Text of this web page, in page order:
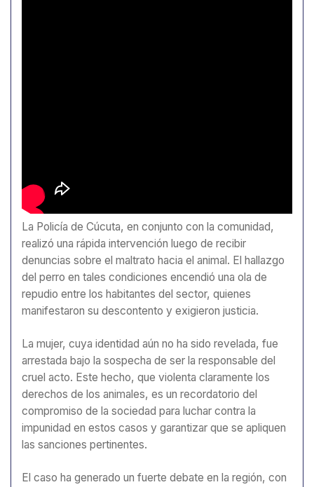
La Policía de Cúcuta, en conjunto con la comunidad,
realizó una rápida intervención luego de recibir
denuncias sobre el maltrato hacia el animal. El hallazgo
del perro en tales condiciones encendió una ola de
repudio entre los habitantes del sector, quienes
manifestaron su descontento y exigieron justicia.
La mujer, cuya identidad aún no ha sido revelada, fue
arrestada bajo la sospecha de ser la responsable del
cruel acto. Este hecho, que violenta claramente los
derechos de los animales, es un recordatorio del
compromiso de la sociedad para luchar contra la
impunidad en estos casos y garantizar que se apliquen
las sanciones pertinentes.
El caso ha generado un fuerte debate en la región, con